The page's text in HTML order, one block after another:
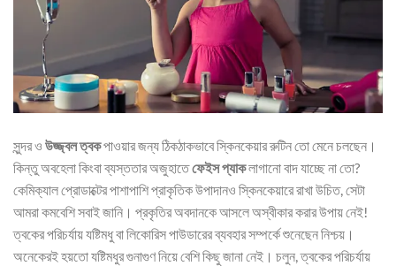
সুন্দর ও উজ্জ্বল ত্বকপাওয়ার জন্য ঠিকঠাকভাবে স্কিনকেয়ার রুটিন তো মেনে চলছেন।
কিন্তু অবহেলা কিংবা ব্যস্ততার অজুহাতেফেইস প্যাকলাগানো বাদ যাচ্ছে না তো?
কেমিক্যাল প্রোডাক্টের পাশাপাশি প্রাকৃতিক উপাদানও স্কিনকেয়ারে রাখা উচিত, সেটা
আমরা কমবেশি সবাই জানি। প্রকৃতির অবদানকে আসলে অস্বীকার করার উপায় নেই!
ত্বকের পরিচর্যায় যষ্টিমধু বা লিকোরিস পাউডারের ব্যবহার সম্পর্কে শুনেছেন নিশ্চয়।
অনেকেরই হয়তো যষ্টিমধুর গুনাগুণ নিয়ে বেশি কিছু জানা নেই। চলুন, ত্বকের পরিচর্যায়